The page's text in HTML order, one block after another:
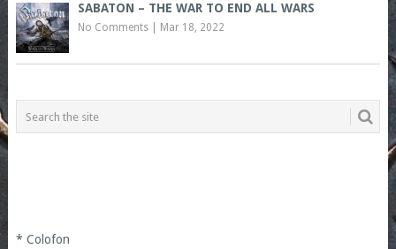
SABATON – THE WAR TO END ALL WARS
No Comments| Mar 18, 2022
* Colofon